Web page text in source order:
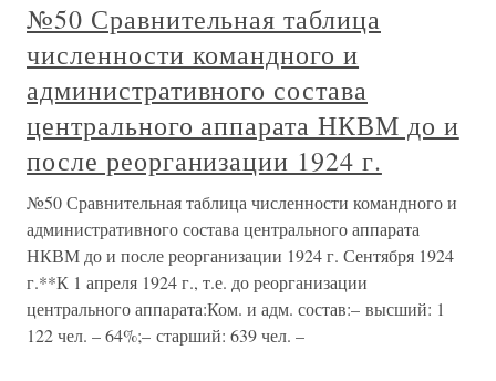
№50 Сравнительная таблица
численности командного и
административного состава
центрального аппарата НКВМ до и
после реорганизации 1924 г.
№50 Сравнительная таблица численности командного и
административного состава центрального аппарата
НКВМ до и после реорганизации 1924 г. Сентября 1924
г.**К 1 апреля 1924 г., т.е. до реорганизации
центрального аппарата:Ком. и адм. состав:– высший: 1
122 чел. – 64%;– старший: 639 чел. –